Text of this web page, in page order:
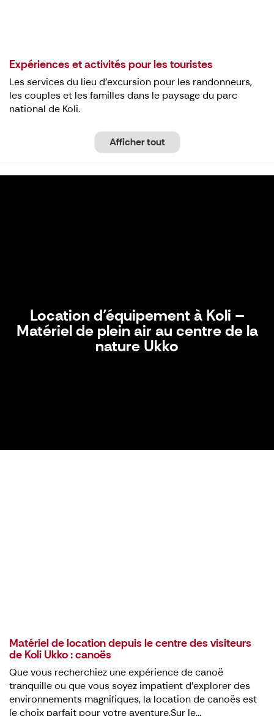
Expériences et activités pour les touristes
Les services du lieu d'excursion pour les randonneurs,
les couples et les familles dans le paysage du parc
national de Koli.
Afficher tout
Location d’équipement à Koli – Matériel de
Location d’équipement à Koli –
Matériel de plein air au centre de la
nature Ukko
Matériel de location depuis le centre des visiteurs
de Koli Ukko : canoës
Que vous recherchiez une expérience de canoë
tranquille ou que vous soyez impatient d'explorer des
environnements magnifiques, la location de canoës est
le choix parfait pour votre aventure.Sur le...